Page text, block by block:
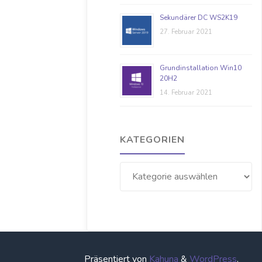
Sekundärer DC WS2K19
27. Februar 2021
Grundinstallation Win10
20H2
14. Februar 2021
KATEGORIEN
Präsentiert von Kahuna & WordPress.